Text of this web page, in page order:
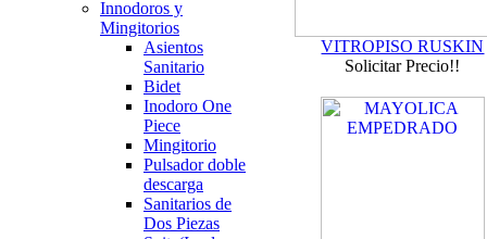
Innodoros y
Mingitorios
Asientos
Sanitario
Bidet
Inodoro One
Piece
Mingitorio
Pulsador doble
descarga
Sanitarios de
Dos Piezas
VITROPISO RUSKIN
Solicitar Precio!!